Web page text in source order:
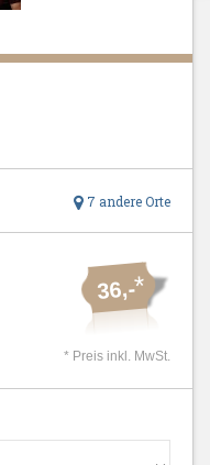
7 andere Orte
36,-*
* Preis inkl. MwSt.